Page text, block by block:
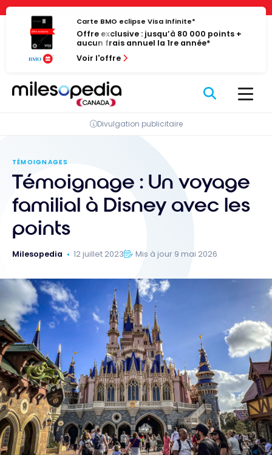
Panneau de gestion des cookies
Passer
contenu
Carte BMO eclipse Visa Infinite*
Offre exclusive : jusqu’à 80 000 points +
aucun frais annuel la 1re année*
Voir l'offre
Divulgation publicitaire
TÉMOIGNAGES
Témoignage : Un voyage
familial à Disney avec les
points
Milesopedia 12 juillet 2023 Mis à jour 9 mai 2026